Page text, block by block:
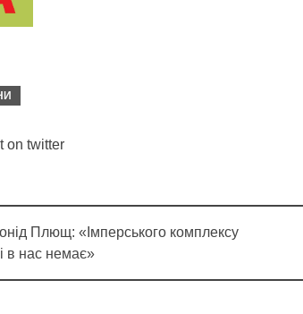
on twitter
Плющ: «Імперського комплексу
в нас немає»